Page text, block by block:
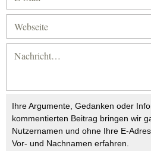
Ihre Argumente, Gedanken oder
kommentierten Beitrag bringen wir
Nutzernamen und ohne Ihre E-
Vor- und Nachnamen erfahren.